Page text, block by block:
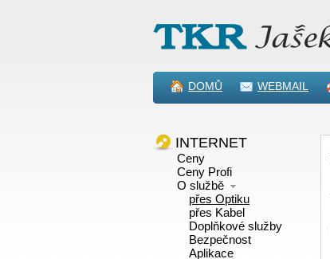
DOMŮ WEBMAIL
INTERNET
Ceny
Ceny Profi
O službě
přes Optiku
přes Kabel
Doplňkové služby
Bezpečnost
Aplikace